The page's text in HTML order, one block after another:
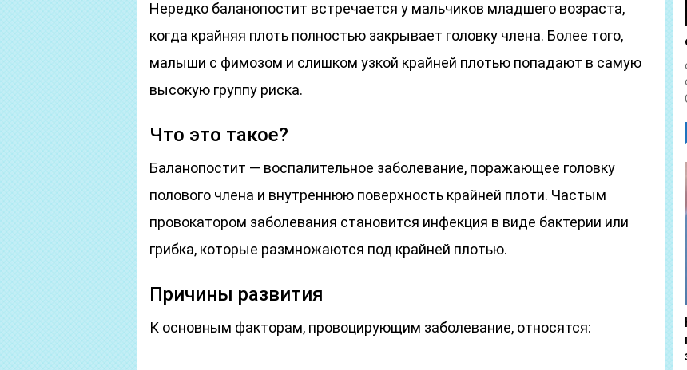
Нередко баланопостит встречается у мальчиков младшего возраста,
когда крайняя плоть полностью закрывает головку члена. Более того,
малыши с фимозом и слишком узкой крайней плотью попадают в самую
высокую группу риска.
Что это такое?
Баланопостит — воспалительное заболевание, поражающее головку
полового члена и внутреннюю поверхность крайней плоти. Частым
провокатором заболевания становится инфекция в виде бактерии или
грибка, которые размножаются под крайней плотью.
Причины развития
К основным факторам, провоцирующим заболевание, относятся: